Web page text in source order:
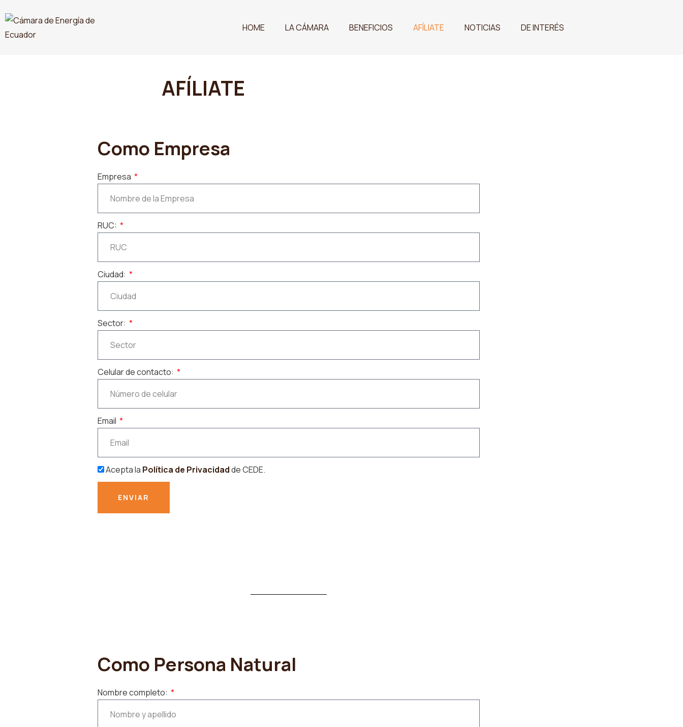
HOME LA CÁMARA BENEFICIOS AFÍLIATE NOTICIAS DE INTERÉS
AFÍLIATE
Como Empresa
Empresa
RUC:
Ciudad:
Sector:
Celular de contacto:
Email
Acepta la Política de Privacidadde CEDE.
ENVIAR
Como Persona Natural
Nombre completo: